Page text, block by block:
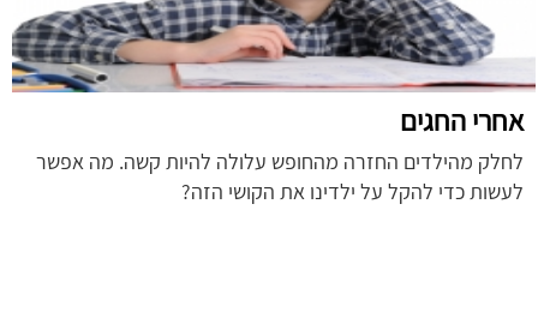
אחרי החגים
לחלק מהילדים החזרה מהחופש עלולה להיות קשה. מה אפשר
לעשות כדי להקל על ילדינו את הקושי הזה?